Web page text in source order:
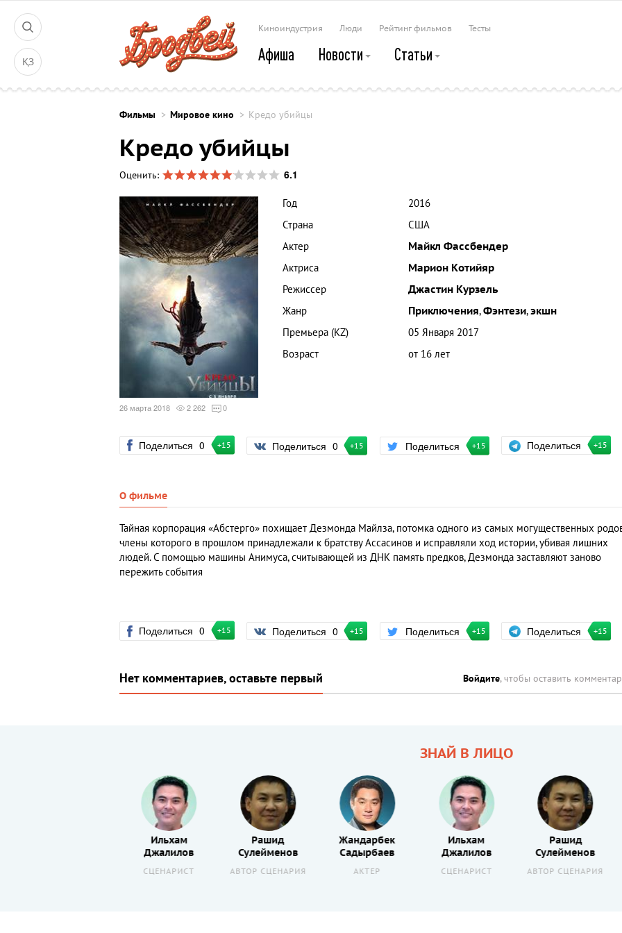
ҚЗ
Киноиндустрия Люди Рейтинг фильмов Тесты
Афиша Новости Статьи
Фильмы Мировое кино Кредо убийцы
Кредо убийцы
Оценить: 6.1
26 марта 2018 2 262 0
Год
2016
Страна
США
Актер
Майкл Фассбендер
Актриса
Марион Котийяр
Режиссер
Джастин Курзель
Жанр
Приключения,Фэнтези,экшн
Премьера (KZ)
05 Января 2017
Возраст
от 16 лет
Поделиться 0 +15 Поделиться 0 +15 Поделиться +15 Поделиться +15
О фильме
Тайная корпорация «Абстерго» похищает Дезмонда Майлза, потомка одного из самых могущественных
члены которого в прошлом принадлежали к братству Ассасинов и исправляли ход истории, убивая лишних
людей. С помощью машины Анимуса, считывающей из ДНК память предков, Дезмонда заставляют заново
пережить события
Поделиться 0 +15 Поделиться 0 +15 Поделиться +15 Поделиться +15
Нет комментариев, оставьте первый Войдите, чтобы оставить
ЗНАЙ В ЛИЦО
Ильхам
Джалилов
СЦЕНАРИСТ
Рашид
Сулейменов
АВТОР СЦЕНАРИЯ
Жандарбек
Садырбаев
АКТЕР
Ильхам
Джалилов
СЦЕНАРИСТ
Рашид
Сулейменов
АВТОР СЦЕНАРИЯ